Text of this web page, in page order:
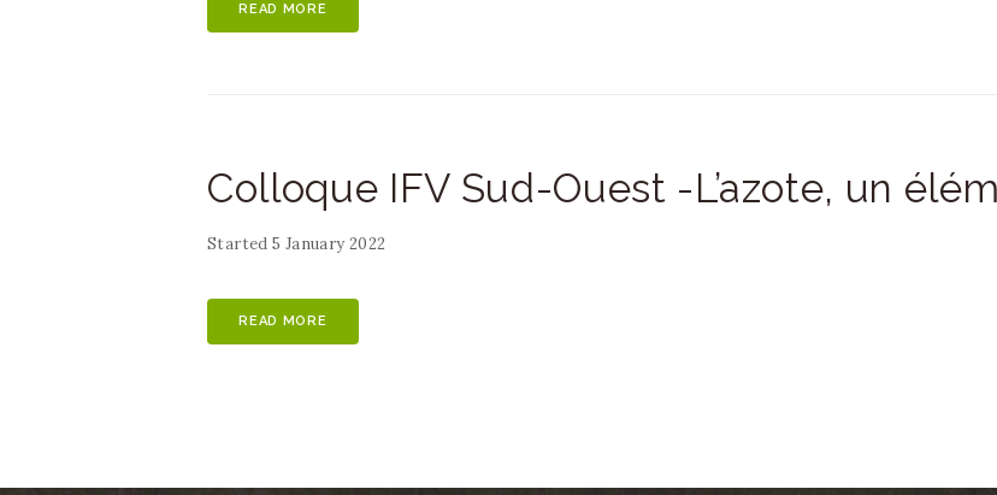
READ MORE
Colloque IFV Sud-Ouest -L’azote, un
Started5 January 2022
READ MORE